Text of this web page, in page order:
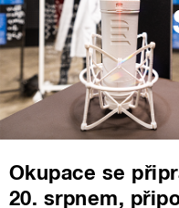
Okupace se
20. srpnem,